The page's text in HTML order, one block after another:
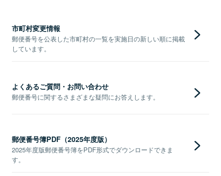
市町村変更情報
郵便番号を公表した市町村の一覧を実施日の新しい順に掲載
しています。
よくあるご質問・お問い合わせ
郵便番号に関するさまざまな疑問にお答えします。
郵便番号簿PDF（2025年度版）
2025年度版郵便番号簿をPDF形式でダウンロードできま
す。